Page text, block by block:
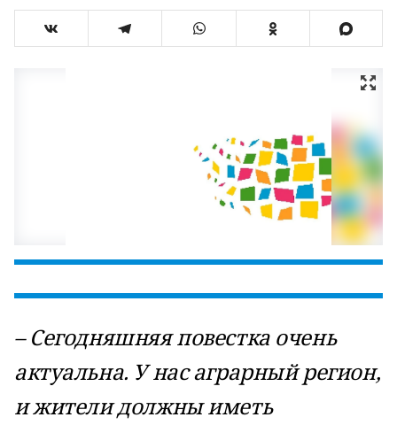
– Сегодняшняя повестка очень
актуальна. У нас аграрный регион,
и жители должны иметь